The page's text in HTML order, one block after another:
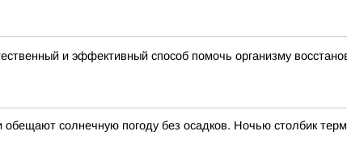
и эффективный способ помочь организму
солнечную погоду без осадков. Ночью столбик